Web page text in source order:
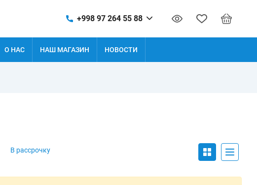
+998 97 264 55 88
О НАС НАШ МАГАЗИН НОВОСТИ
В рассрочку